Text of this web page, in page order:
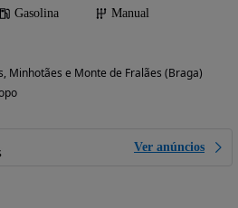
Gasolina
Manual
Minhotães e Monte de Fralães (Braga)
Ver anúncios